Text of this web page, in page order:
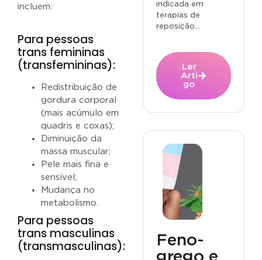
incluem:
Para pessoas
trans femininas
(transfemininas):
Redistribuição de
gordura corporal
(mais acúmulo em
quadris e coxas);
Diminuição da
massa muscular;
Pele mais fina e
sensível;
Mudança no
metabolismo.
Para pessoas
trans masculinas
(transmasculinas):
indicada em
terapias de
reposição...
Ler
Arti
go
Feno-